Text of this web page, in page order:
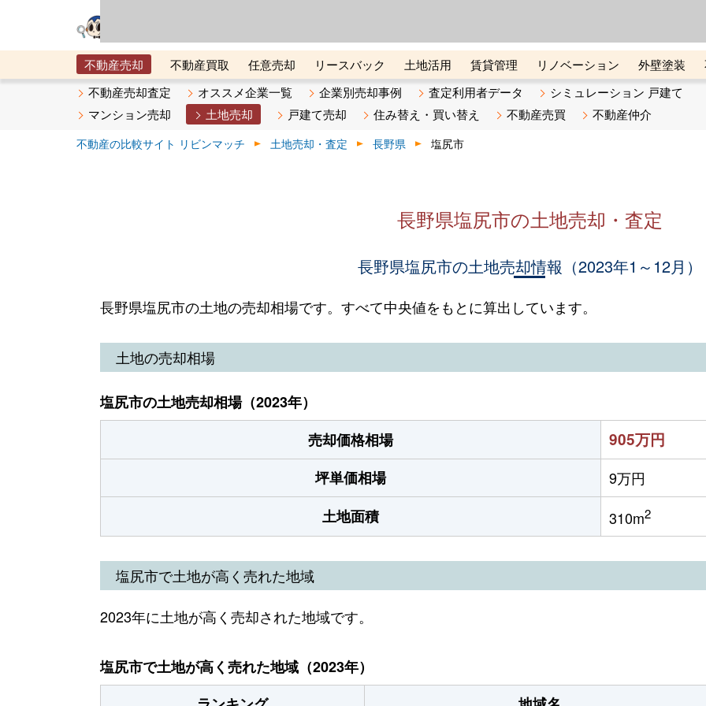
不動産売却 不動産買取 任意売却 リースバック 土地活用 賃貸管理 リノベーション 外壁塗装
メタ住宅展示場
ベスト不動産カンパニー オンライン講座 リビンマガジンBiz 不動産売却ご相談デスク
不動産売却査定 オススメ企業一覧 企業別売却事例 査定利用者データ
シミュレーション 戸建て
マンション売却
土地売却 戸建て売却 住み替え・買い替え 不動産売買 不動産仲介
不動産の比較サイト リビンマッチ 土地売却・査定 長野県 塩尻市
長野県塩尻市の土地売却・査定
長野県塩尻市の土地売却情報（2023年1～12月）
長野県塩尻市の土地の売却相場です。すべて中央値をもとに算出しています。
土地の売却相場
塩尻市の土地売却相場（2023年）
売却価格相場
905万円
坪単価相場
9万円
土地面積
310m2
塩尻市で土地が高く売れた地域
2023年に土地が高く売却された地域です。
塩尻市で土地が高く売れた地域（2023年）